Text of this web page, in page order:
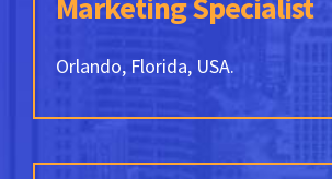
Orlando, Florida, USA.